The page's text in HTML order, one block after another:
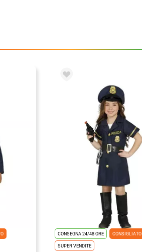
CONSEGNA 24/48 ORE
CONSIGLIATO
SUPER VENDITE